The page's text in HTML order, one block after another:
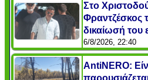
Στο
Φραντζέσκος
δικαίωσή του
6/8/2026, 22:40
AntiNERO: